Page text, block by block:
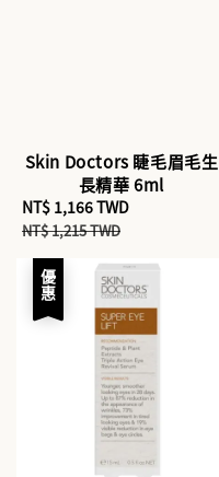
Skin Doctors 睫毛眉毛生
長精華 6ml
Sale
price
NT$ 1,166 TWD
NT$ 1,215 TWD
優惠